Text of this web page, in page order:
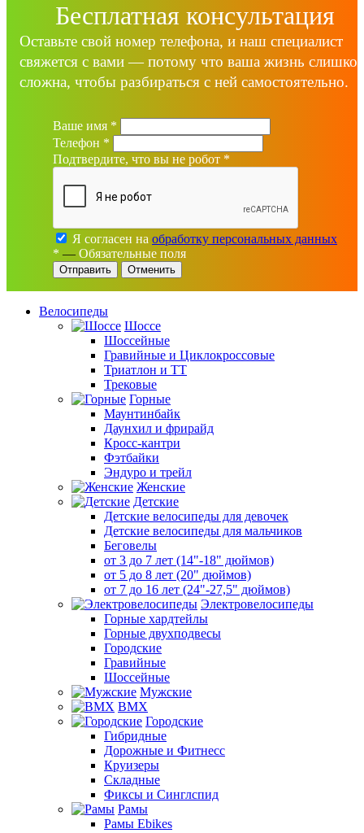
Бесплатная консультация
Оставьте свой номер телефона, и наш специалист
свяжется с вами — потому что ваша жизнь
сложна, чтобы разбираться с ней самостоятельно.
Ваше имя *
Телефон *
Подтвердите, что вы не робот *
Я согласен на обработку персональных данных
* — Обязательные поля
Отменить
Велосипеды
Шоссе
Шоссейные
Гравийные и Циклокроссовые
Триатлон и ТТ
Трековые
Горные
Маунтинбайк
Даунхил и фрирайд
Кросс-кантри
Фэтбайки
Эндуро и трейл
Женские
Детские
Детские велосипеды для девочек
Детские велосипеды для мальчиков
Беговелы
от 3 до 7 лет (14"-18" дюймов)
от 5 до 8 лет (20" дюймов)
от 7 до 16 лет (24"-27,5" дюймов)
Электровелосипеды
Горные хардтейлы
Горные двухподвесы
Городские
Гравийные
Шоссейные
Мужские
BMX
Городские
Гибридные
Дорожные и Фитнесс
Круизеры
Складные
Фиксы и Синглспид
Рамы
Рамы Ebikes